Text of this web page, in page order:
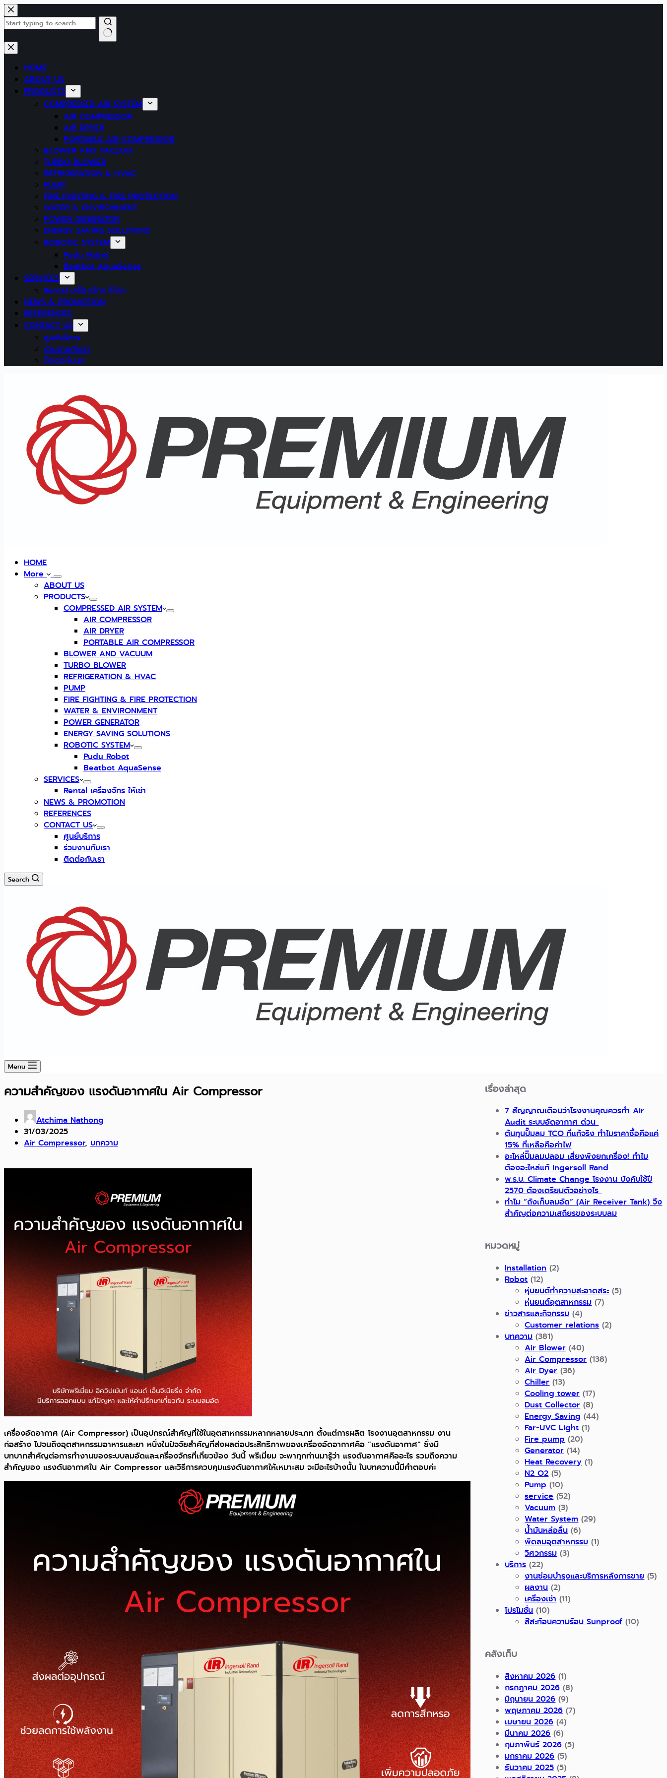
Skip
to
content
No
HOME
ABOUT US
PRODUCTS
COMPRESSED AIR SYSTEM
AIR COMPRESSOR
AIR DRYER
PORTABLE AIR COMPRESSOR
BLOWER AND VACUUM
TURBO BLOWER
REFRIGERATION & HVAC
PUMP
FIRE FIGHTING & FIRE PROTECTION
WATER & ENVIRONMENT
POWER GENERATOR
ENERGY SAVING SOLUTIONS
ROBOTIC SYSTEM
Pudu Robot
Beatbot AquaSense
SERVICES
Rental เครื่องจักร ให้เช่า
NEWS & PROMOTION
REFERENCES
CONTACT US
ศูนย์บริการ
ร่วมงานกับเรา
ติดต่อกับเรา
HOME
More
ABOUT US
PRODUCTS
COMPRESSED AIR SYSTEM
AIR COMPRESSOR
AIR DRYER
PORTABLE AIR COMPRESSOR
BLOWER AND VACUUM
TURBO BLOWER
REFRIGERATION & HVAC
PUMP
FIRE FIGHTING & FIRE PROTECTION
WATER & ENVIRONMENT
POWER GENERATOR
ENERGY SAVING SOLUTIONS
ROBOTIC SYSTEM
Pudu Robot
Beatbot AquaSense
SERVICES
Rental เครื่องจักร ให้เช่า
NEWS & PROMOTION
REFERENCES
CONTACT US
ศูนย์บริการ
ร่วมงานกับเรา
ติดต่อกับเรา
Search
Menu
ความสำคัญของ แรงดันอากาศใน Air Compressor
Atchima Nathong
31/03/2025
Air Compressor, บทความ
เครื่องอัดอากาศ (Air Compressor) เป็นอุปกรณ์สำคัญที่ใช้ในอุตสาหกรรมหลากหลายประเภท ตั้งแต่การผลิต โรงงานอุตสาหกรรม งาน
ก่อสร้าง ไปจนถึงอุตสาหกรรมอาหารและยา หนึ่งในปัจจัยสำคัญที่ส่งผลต่อประสิทธิภาพของเครื่องอัดอากาศคือ “แรงดันอากาศ” ซึ่งมี
บทบาทสำคัญต่อการทำงานของระบบลมอัดและเครื่องจักรที่เกี่ยวข้อง วันนี้ พรีเมี่ยม จะพาทุกท่านมารู้ว่า แรงดันอากาศคืออะไร รวมถึงความ
สำคัญของ แรงดันอากาศใน Air Compressor และวิธีการควบคุมแรงดันอากาศให้เหมาะสม จะมีอะไรบ้างนั้น ในบทความนี้มีคำตอบค่ะ
เรื่องล่าสุด
7 สัญญาณเตือนว่าโรงงานคุณควรทำ Air
Audit ระบบอัดอากาศ ด่วน
ต้นทุนปั๊มลม TCO ที่แท้จริง ทำไมราคาซื้อคือแค่
15% ที่เหลือคือค่าไฟ
อะไหล่ปั๊มลมปลอม เสี่ยงพังยกเครื่อง! ทำไม
ต้องอะไหล่แท้ Ingersoll Rand
พ.ร.บ. Climate Change โรงงาน บังคับใช้ปี
2570 ต้องเตรียมตัวอย่างไร
ทำไม “ถังเก็บลมอัด” (Air Receiver Tank) จึง
สำคัญต่อความเสถียรของระบบลม
หมวดหมู่
Installation (2)
Robot (12)
หุ่นยนต์ทำความสะอาดสระ (5)
หุ่นยนต์อุตสาหกรรม (7)
ข่าวสารและกิจกรรม (4)
Customer relations (2)
บทความ (381)
Air Blower (40)
Air Compressor (138)
Air Dyer (36)
Chiller (13)
Cooling tower (17)
Dust Collector (8)
Energy Saving (44)
Far-UVC Light (1)
Fire pump (20)
Generator (14)
Heat Recovery (1)
N2 O2 (5)
Pump (10)
service (52)
Vacuum (3)
Water System (29)
น้ำมันหล่อลื่น (6)
พัดลมอุตสาหกรรม (1)
วิศวกรรม (3)
บริการ (22)
งานซ่อมบำรุงและบริการหลังการขาย (5)
ผลงาน (2)
เครื่องเช่า (11)
โปรโมชั่น (10)
สีสะท้อนความร้อน Sunproof (10)
คลังเก็บ
สิงหาคม 2026 (1)
กรกฎาคม 2026 (8)
มิถุนายน 2026 (9)
พฤษภาคม 2026 (7)
เมษายน 2026 (4)
มีนาคม 2026 (6)
กุมภาพันธ์ 2026 (5)
มกราคม 2026 (5)
ธันวาคม 2025 (5)